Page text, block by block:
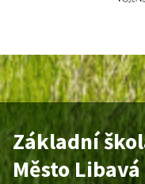
Základní
Město Libavá